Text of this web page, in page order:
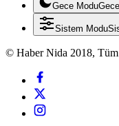
Gece Modu
Sistem Modu
© Haber Nida 2018, Tüm